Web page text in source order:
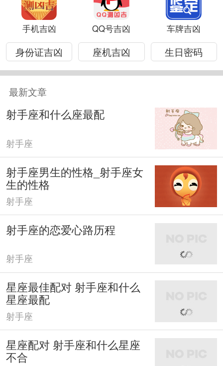
手机吉凶 QQ号吉凶 车牌吉凶
身份证吉凶 座机吉凶 生日密码
最新文章
射手座和什么座最配
射手座
射手座男生的性格_射手座女
生的性格
射手座
射手座的恋爱心路历程
射手座
星座最佳配对 射手座和什么
星座最配
射手座
星座配对 射手座和什么星座
不合